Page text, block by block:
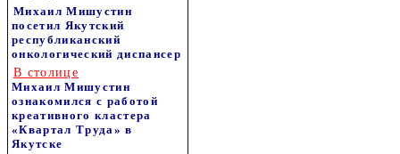
Михаил Мишустин
посетил Якутский
республиканский
онкологический диспансер
В столице
Михаил Мишустин
ознакомился с работой
креативного кластера
«Квартал Труда» в
Якутске